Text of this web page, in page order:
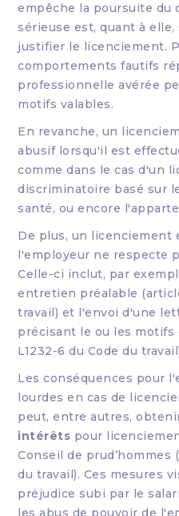
empêche la poursuite du
sérieuse est, quant à
justifier le licenciement.
comportements fautifs
professionnelle avérée
motifs valables.
En revanche, un
abusif lorsqu'il est
comme dans le cas d'un
discriminatoire basé sur
santé, ou encore
De plus, un licenciement
l'employeur ne respecte
Celle-ci inclut, par
entretien préalable
travail) et l'envoi d'une
précisant le ou les motifs
L1232-6 du Code du
Les conséquences pour
lourdes en cas de
peut, entre autres,
intérêts pour
Conseil de prud’hommes
du travail). Ces mesures
préjudice subi par le